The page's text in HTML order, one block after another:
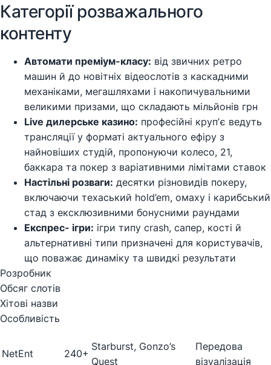
Категорії розважального
контенту
Автомати преміум-класу: від звичних ретро
машин й до новітніх відеослотів з каскадними
механіками, мегашляхами і накопичувальними
великими призами, що складають мільйонів грн
Live дилерське казино: професійні крупʼє ведуть
трансляції у форматі актуального ефіру з
найновіших студій, пропонуючи колесо, 21,
баккара та покер з варіативними лімітами ставок
Настільні розваги: десятки різновидів покеру,
включаючи техаський hold’em, омаху і карибський
стад з ексклюзивними бонусними раундами
Експрес- ігри: ігри типу crash, сапер, кості й
альтернативні типи призначені для користувачів,
що поважає динаміку та швидкі результати
Розробник
Обсяг слотів
Хітові назви
Особливість
NetEnt 240+
Starburst, Gonzo’s
Quest
Передова
візуалізація